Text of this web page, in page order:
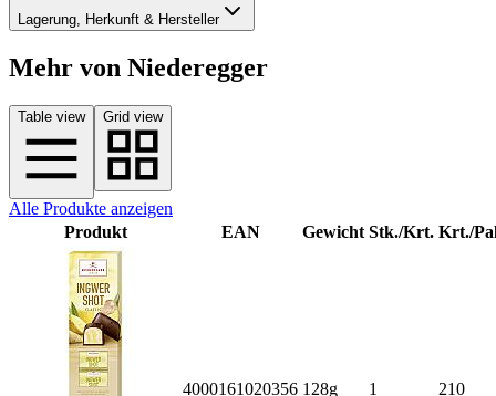
Lagerung, Herkunft & Hersteller
Mehr von Niederegger
Table view Grid view
Alle Produkte anzeigen
Produkt
EAN Gewicht Stk./Krt. Krt./
4000161020356 128g 1 210